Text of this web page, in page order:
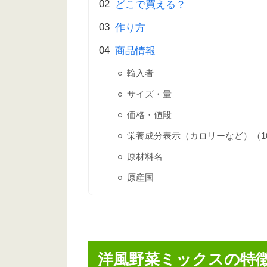
どこで買える？
作り方
商品情報
輸入者
サイズ・量
価格・値段
栄養成分表示（カロリーなど）（
原材料名
原産国
洋風野菜ミックスの特